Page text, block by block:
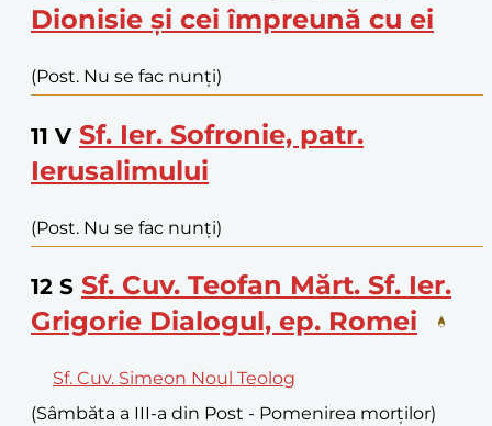
Dionisie și cei împreună cu ei
(Post. Nu se fac nunți)
11 V Sf. Ier. Sofronie, patr.
Ierusalimului
(Post. Nu se fac nunți)
12 S Sf. Cuv. Teofan Mărt. Sf. Ier.
Grigorie Dialogul, ep. Romei
Sf. Cuv. Simeon Noul Teolog
(Sâmbăta a III-a din Post - Pomenirea morților)